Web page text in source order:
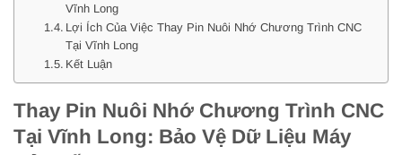
Vĩnh Long
Lợi Ích Của Việc Thay Pin Nuôi Nhớ Chương Trình CNC
Tại Vĩnh Long
Kết Luận
Thay Pin Nuôi Nhớ Chương Trình CNC
Tại Vĩnh Long: Bảo Vệ Dữ Liệu Máy